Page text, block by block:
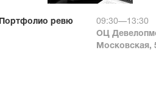
Портфолио ревю
09:30—13:30
ОЦ
Московская,